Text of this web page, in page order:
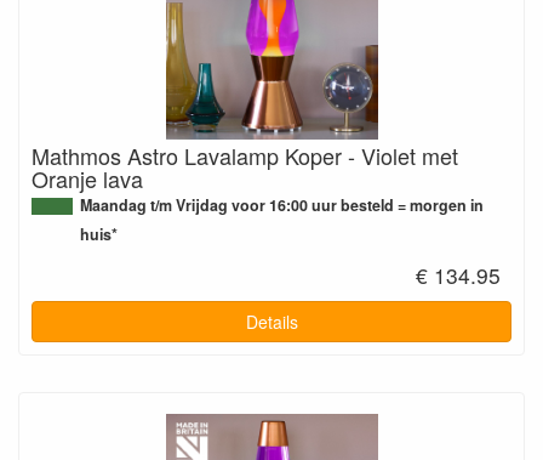
Mathmos Astro Lavalamp Koper - Violet met
Oranje lava
Maandag t/m Vrijdag voor 16:00 uur besteld = morgen in
huis*
€ 134.95
Details